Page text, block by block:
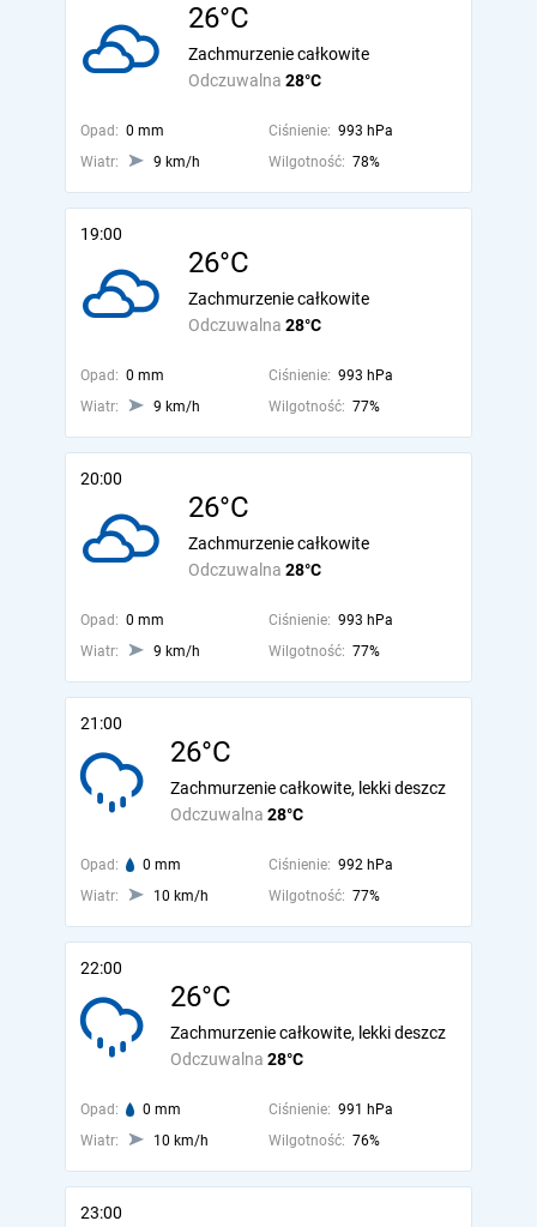
26°C
Odczuwalna 28°C
Zachmurzenie całkowite
Opad: 0 mm Ciśnienie: 993 hPa
Wiatr:
9 km/h Wilgotność: 78%
19:00
26°C
Odczuwalna 28°C
Zachmurzenie całkowite
Opad: 0 mm Ciśnienie: 993 hPa
Wiatr:
9 km/h Wilgotność: 77%
20:00
26°C
Odczuwalna 28°C
Zachmurzenie całkowite
Opad: 0 mm Ciśnienie: 993 hPa
Wiatr:
9 km/h Wilgotność: 77%
21:00
26°C
Odczuwalna 28°C
Zachmurzenie całkowite, lekki deszcz
Opad: 0 mm Ciśnienie: 992 hPa
Wiatr:
10 km/h Wilgotność: 77%
22:00
26°C
Odczuwalna 28°C
Zachmurzenie całkowite, lekki deszcz
Opad: 0 mm Ciśnienie: 991 hPa
Wiatr:
10 km/h Wilgotność: 76%
23:00